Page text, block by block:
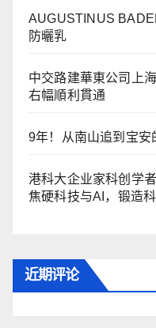
AUGUSTINUS
防曬乳
中交路建華東公司上
右幅順利貫通
9年！从南山追到宝安
港科大企业家科创学
焦硬科技与AI，锻造
近期评论